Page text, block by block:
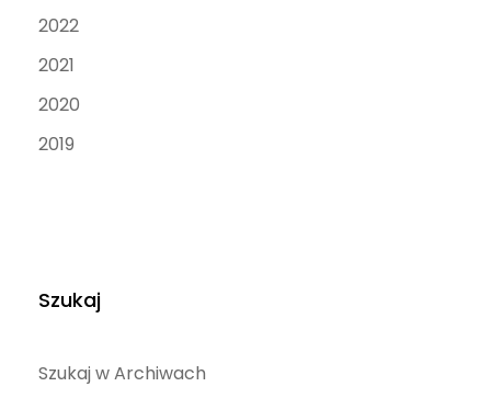
2022
2021
2020
2019
Szukaj
Szukaj w Archiwach